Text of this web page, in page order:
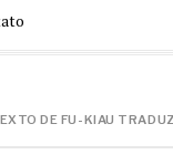
DE FU­-KIAU